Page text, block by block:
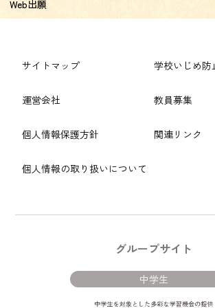
Web出願
サイトマップ
運営会社
個人情報保護方針
個人情報の取り扱いについて
学校いじめ防
教員募集
関連リンク
グループサイト
中学生